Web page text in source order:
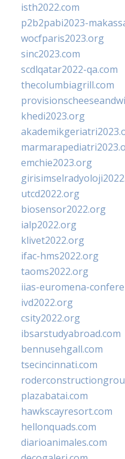
isth2022.com
p2b2pabi2023-
wocfparis2023.org
sinc2023.com
scdlqatar2022-qa.com
thecolumbiagrill.com
khedi2023.org
emchie2023.org
utcd2022.org
biosensor2022.org
ialp2022.org
klivet2022.org
ifac-hms2022.org
taoms2022.org
iias-euromena-
ivd2022.org
csity2022.org
ibsarstudyabroad.com
bennusehgall.com
tsecincinnati.com
plazabatai.com
hawkscayresort.com
hellonquads.com
diarioanimales.com